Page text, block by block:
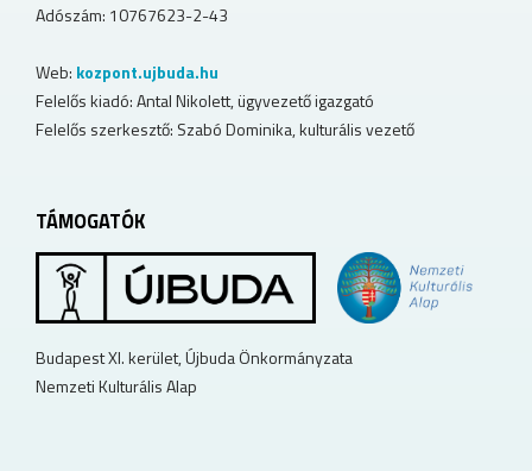
Adószám: 10767623-2-43
Web: kozpont.ujbuda.hu
Felelős kiadó: Antal Nikolett, ügyvezető igazgató
Felelős szerkesztő: Szabó Dominika, kulturális vezető
TÁMOGATÓK
Budapest XI. kerület, Újbuda Önkormányzata
Nemzeti Kulturális Alap